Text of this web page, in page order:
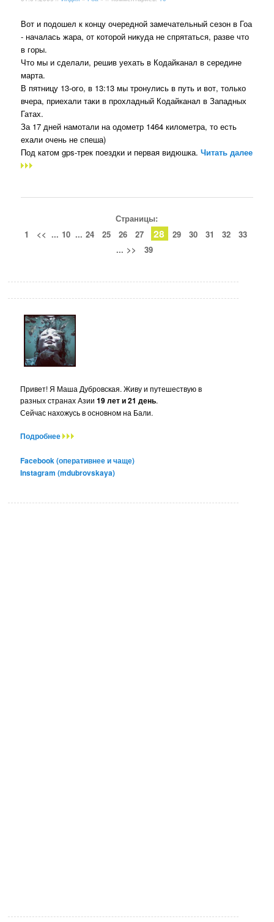
Вот и подошел к концу очередной замечательный сезон в Гоа
- началась жара, от которой никуда не спрятаться, разве что
в горы.
Что мы и сделали, решив уехать в Кодайканал в середине
марта.
В пятницу 13-ого, в 13:13 мы тронулись в путь и вот, только
вчера, приехали таки в прохладный Кодайканал в Западных
Гатах.
За 17 дней намотали на одометр 1464 километра, то есть
ехали очень не спеша)
Под катом gps-трек поездки и первая видюшка.Читать далее
Страницы:
1
<< ... 10 ... 24 25 26 27 28 29 30 31 32
33
... >> 39
Привет! Я Маша Дубровская. Живу и путешествую в
разных странах Азии19 лет и 21 день.
Сейчас нахожусь в основном на Бали.
Подробнее
Facebook (оперативнее и чаще)
Instagram (mdubrovskaya)